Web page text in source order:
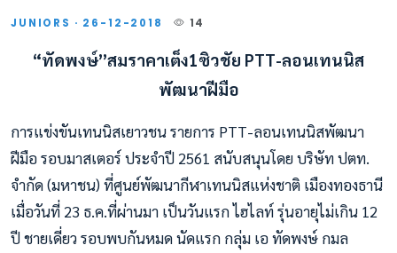
JUNIORS · 26-12-2018 14
“ทัดพงษ์”สมราคาเต็ง1ซิวชัย PTT-ลอนเทนนิส
พัฒนาฝีมือ
การแข่งขันเทนนิสเยาวชน รายการ PTT-ลอนเทนนิสพัฒนา
ฝีมือ รอบมาสเตอร์ ประจำปี 2561 สนับสนุนโดย บริษัท ปตท.
จำกัด (มหาชน) ที่ศูนย์พัฒนากีฬาเทนนิสแห่งชาติ เมืองทองธานี
เมื่อวันที่ 23 ธ.ค.ที่ผ่านมา เป็นวันแรก ไฮไลท์ รุ่นอายุไม่เกิน 12
ปี ชายเดี่ยว รอบพบกันหมด นัดแรก กลุ่ม เอ ทัดพงษ์ กมล